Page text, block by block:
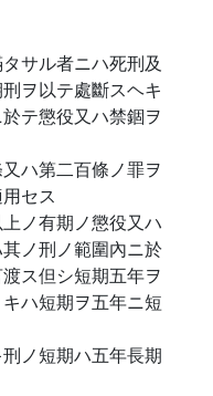
サル者ニハ死刑及
ヲ以テ處斷スヘキ
テ懲役又ハ禁錮ヲ
ハ第二百條ノ罪ヲ
セス
ノ有期ノ懲役又ハ
ノ刑ノ範圍內ニ於
ス但シ短期五年ヲ
ハ短期ヲ五年ニ短
ノ短期ハ五年長期